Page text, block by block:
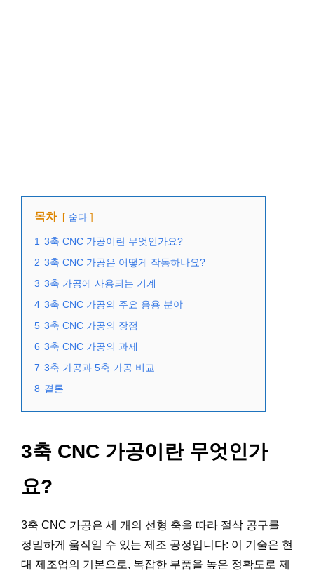
목차 숨다
1 3축 CNC 가공이란 무엇인가요?
2 3축 CNC 가공은 어떻게 작동하나요?
3 3축 가공에 사용되는 기계
4 3축 CNC 가공의 주요 응용 분야
5 3축 CNC 가공의 장점
6 3축 CNC 가공의 과제
7 3축 가공과 5축 가공 비교
8 결론
3축 CNC 가공이란 무엇인가
요?
3축 CNC 가공은 세 개의 선형 축을 따라 절삭 공구를
정밀하게 움직일 수 있는 제조 공정입니다: 이 기술은 현
대 제조업의 기본으로, 복잡한 부품을 높은 정확도로 제